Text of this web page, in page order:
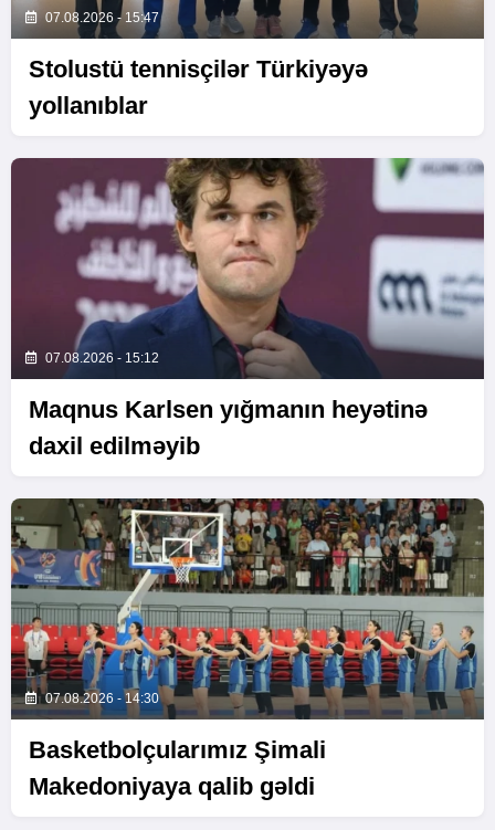
07.08.2026 - 15:47
Stolustü tennisçilər Türkiyəyə
yollanıblar
07.08.2026 - 15:12
Maqnus Karlsen yığmanın heyətinə
daxil edilməyib
07.08.2026 - 14:30
Basketbolçularımız Şimali
Makedoniyaya qalib gəldi